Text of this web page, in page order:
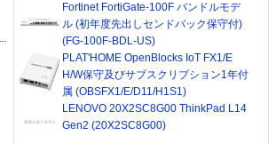
Fortinet FortiGate-100F バンドルモデ
ル (初年度先出しセンドバック保守付)
(FG-100F-BDL-US)
PLAT'HOME OpenBlocks IoT FX1/E
H/W保守及びサブスクリプション1年付
属 (OBSFX1/E/D11/H1S1)
LENOVO 20X2SC8G00 ThinkPad L14
Gen2 (20X2SC8G00)